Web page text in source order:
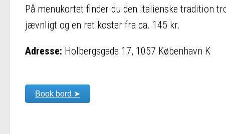
På menukortet finder du den italienske tradition
jævnligt og en ret koster fra ca. 145 kr.
Adresse: Holbergsgade 17, 1057 København K
Book bord ➤